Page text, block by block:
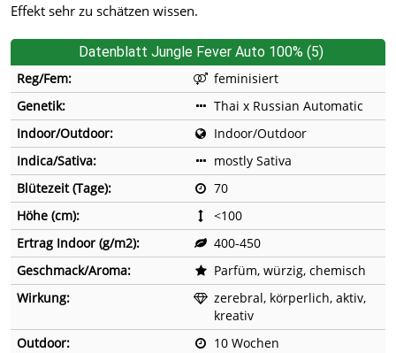
Effekt sehr zu schätzen wissen.
Datenblatt Jungle Fever Auto 100% (5)
Reg/Fem:
feminisiert
Genetik:
Thai x Russian Automatic
Indoor/Outdoor:
Indoor/Outdoor
Indica/Sativa:
mostly Sativa
Blütezeit (Tage):
70
Höhe (cm):
<100
Ertrag Indoor (g/m2):
400-450
Geschmack/Aroma:
Parfüm, würzig, chemisch
Wirkung:
zerebral, körperlich, aktiv,
kreativ
Outdoor:
10 Wochen